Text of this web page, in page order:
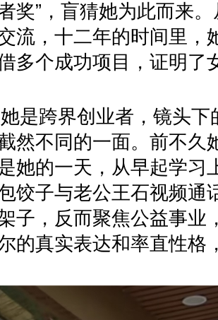
奖”，盲猜她为此而来
流，十二年的时间里，
多个成功项目，证明了
是跨界创业者，镜头下
然不同的一面。前不久
她的一天，从早起学习
饺子与老公王石视频通
子，反而聚焦公益事业
的真实表达和率直性格